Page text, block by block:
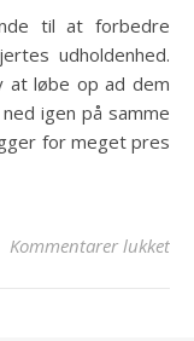
til at forbedre
udholdenhed.
at løbe op ad dem
igen på samme
for meget pres
Kommentarer lukkettil